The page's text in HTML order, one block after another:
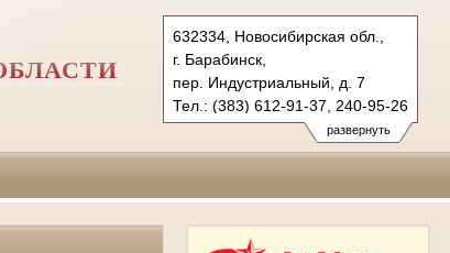
развернуть
632334, Новосибирская обл.,
г. Барабинск,
пер. Индустриальный, д. 7
Тел.: (383) 612-91-37, 240-95-26
barabinsky.nsk@sudrf.ru